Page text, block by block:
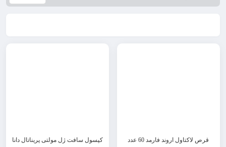
قرص لاکتاول اروند فارمد 60 عدد
کپسول سافت ژل مولتی پریناتال دانا